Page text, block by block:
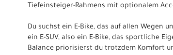
Tiefeinsteiger-Rahmens mit optionalem
Du suchst ein E-Bike, das auf allen
ein E-SUV, also ein E-Bike, das sportliche
Balance priorisierst du trotzdem Komfort